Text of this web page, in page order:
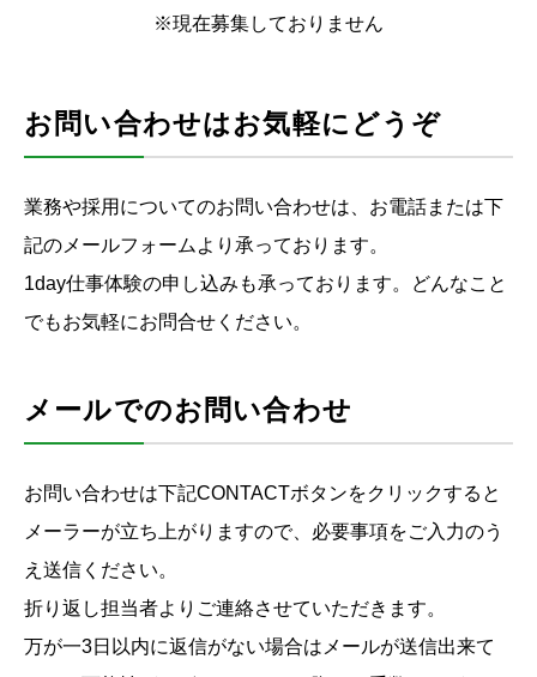
※現在募集しておりません
お問い合わせはお気軽にどうぞ
業務や採用についてのお問い合わせは、お電話または下
記のメールフォームより承っております。
1day仕事体験の申し込みも承っております。どんなこと
でもお気軽にお問合せください。
メールでのお問い合わせ
お問い合わせは下記CONTACTボタンをクリックすると
メーラーが立ち上がりますので、必要事項をご入力のう
え送信ください。
折り返し担当者よりご連絡させていただきます。
万が一3日以内に返信がない場合はメールが送信出来て